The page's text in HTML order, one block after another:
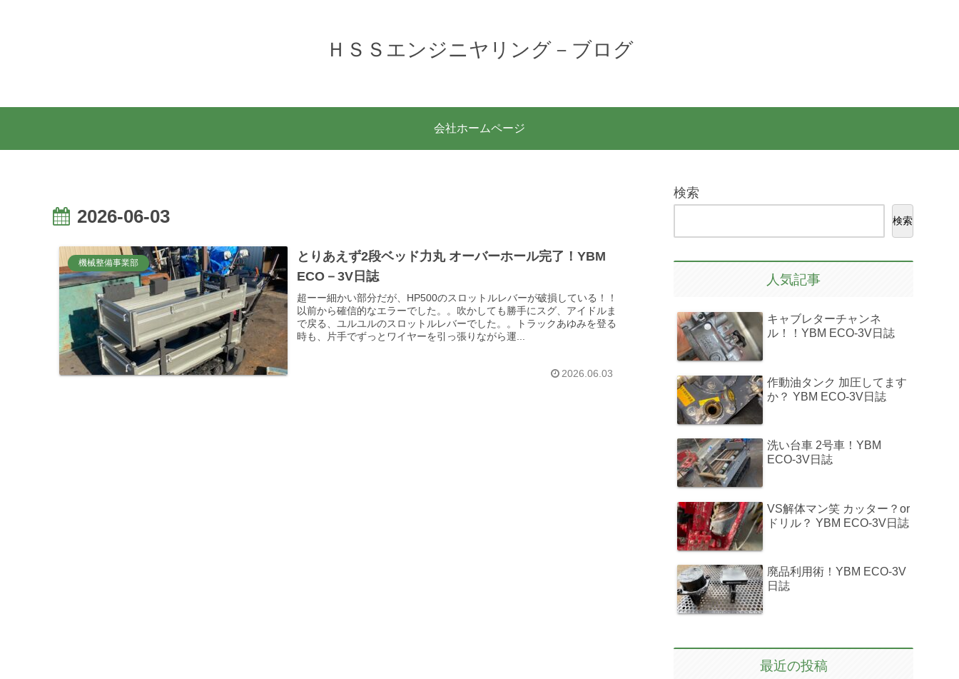
ＨＳＳエンジニヤリング－ブログ
会社ホームページ
2026-06-03
機械整備事業部
とりあえず2段ベッド力丸 オーバーホール完了！YBM
ECO－3V日誌
超ーー細かい部分だが、HP500のスロットルレバーが破損している！！
以前から確信的なエラーでした。。吹かしても勝手にスグ、アイドルま
で戻る、ユルユルのスロットルレバーでした。。トラックあゆみを登る
時も、片手でずっとワイヤーを引っ張りながら運...
2026.06.03
検索
検索
人気記事
キャブレターチャンネ
ル！！YBM ECO-3V日誌
作動油タンク 加圧してます
か？ YBM ECO-3V日誌
洗い台車 2号車！YBM
ECO-3V日誌
VS解体マン笑 カッター？or
ドリル？ YBM ECO-3V日誌
廃品利用術！YBM ECO-3V
日誌
最近の投稿